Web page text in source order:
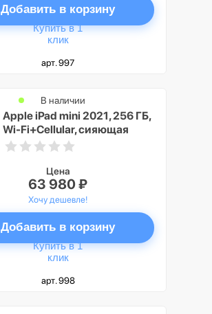
Добавить в корзину
Купить в 1
клик
арт. 997
Apple iPad mini 2021, 256 ГБ,
Wi-Fi+Cellular, сияющая
звезда
В наличии
Цена
63 980 ₽
Хочу дешевле!
Добавить в корзину
Купить в 1
клик
арт. 998